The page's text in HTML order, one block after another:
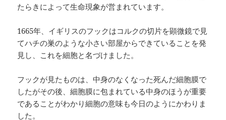
たらきによって生命現象が営まれています。
1665年、イギリスのフックはコルクの切片を顕微鏡で見
てハチの巣のような小さい部屋からできていることを発
見し、これを細胞と名づけました。
フックが見たものは、中身のなくなった死んだ細胞膜で
したがその後、細胞膜に包まれている中身のほうが重要
であることがわかり細胞の意味も今日のようにかわりま
した。